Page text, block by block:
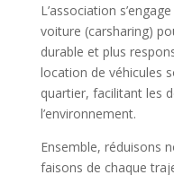
L’association
voiture (carsharing)
durable et plus
location de véhicules
quartier, facilitant les
l’environnement.
Ensemble, réduisons
faisons de chaque